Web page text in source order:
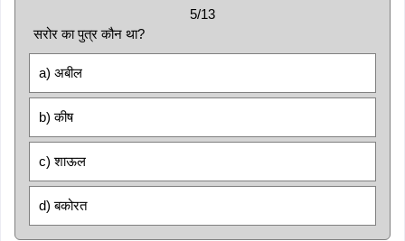
5/13
सरोर का पुत्र कौन था?
a) अबील
b) कीष
c) शाऊल
d) बकोरत